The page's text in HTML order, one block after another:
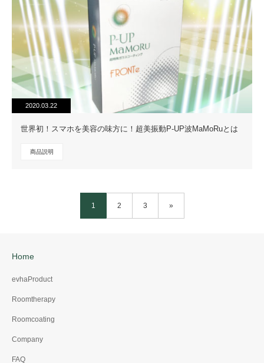
2020.03.22
世界初！スマホを美容の味方に！超美振動P-UP波MaMoRuとは
商品説明
1 2 3 »
Home
evhaProduct
Roomtherapy
Roomcoating
Company
FAQ